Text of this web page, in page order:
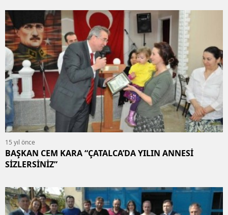
15 yıl önce
BAŞKAN CEM KARA “ÇATALCA’DA YILIN ANNESİ
SİZLERSİNİZ”